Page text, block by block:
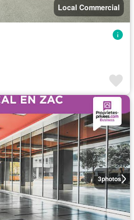
Local Commercial
3photos